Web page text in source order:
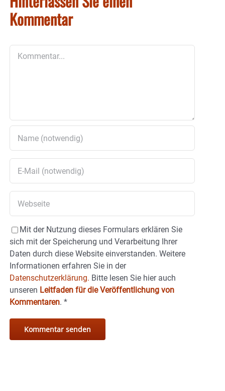
Kommentar
Mit der Nutzung dieses Formulars erklären Sie
sich mit der Speicherung und Verarbeitung Ihrer
Daten durch diese Website einverstanden. Weitere
Informationen erfahren Sie in der
Datenschutzerklärung. Bitte lesen Sie hier auch
unseren Leitfaden für die Veröffentlichung von
Kommentaren. *